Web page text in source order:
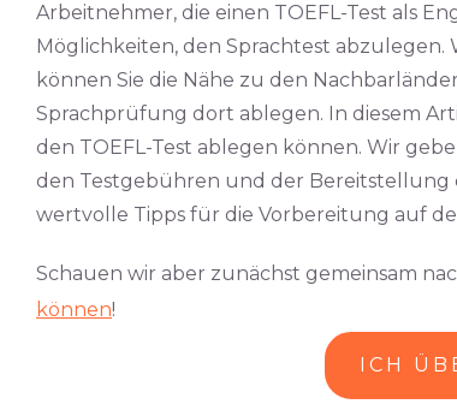
Arbeitnehmer, die einen TOEFL-Test als
Möglichkeiten, den Sprachtest
können Sie die Nähe zu den
Sprachprüfung dort ablegen. In diesem
den TOEFL-Test ablegen können. Wir
den Testgebühren und der Bereitstellung
wertvolle Tipps für die Vorbereitung auf
Schauen wir aber zunächst gemeinsam
können!
ICH